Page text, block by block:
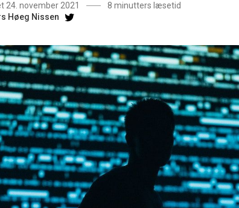
24. november 2021
8 minutters læsetid
Høeg Nissen